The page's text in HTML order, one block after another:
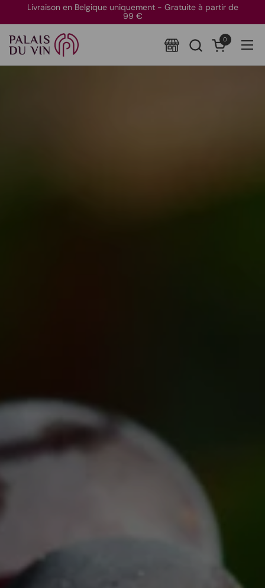
Passer au contenu
Livraison en Belgique uniquement - Gratuite à partir de
99 €
Ouvrir le
0